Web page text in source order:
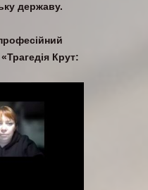
державу.
Крут: